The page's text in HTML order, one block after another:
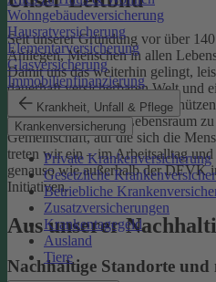
Wohngebäudeversicherung
Hausratversicherung
Elementarversicherung
Glasversicherung
Immobilienfinanzierung
Krankheit, Unfall & Pflege
Krankenversicherung
Private Krankenversicherung
Gesetzliche
Betriebliche
Zusatzversicherungen
Krankentagegeld
Ausland
Tiere
Seit unserer Gründung vor über
Anliegen, Menschen in allen
Damit uns das weiterhin gelingt,
dauerhaft versicherbaren Welt und
schützen wir das Klima, so
Um einen gesunden Lebensraum
Gemeinschaft, auf die sich die
treten wir ein – im Arbeitsalltag und
genauso wie außerhalb der DEVK
Initiativen.
Aus unserer
Nachhaltige Standorte